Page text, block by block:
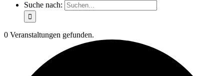
Suche nach:
0 Veranstaltungen gefunden.